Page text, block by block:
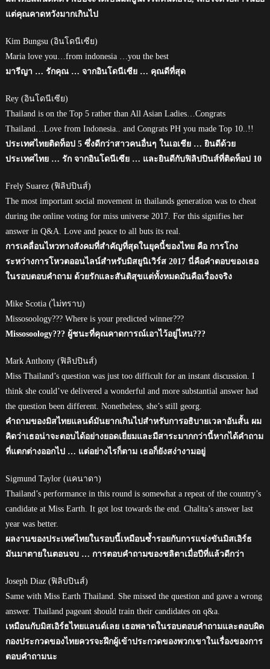
แต่คุณคาดหวังมากเกินไป
Kim Bungsu (อินโดนีเซีย)
Maria love you…from indonesia …you the best
มารีญา … รักคุณ … จากอินโดนีเซีย … คุณดีที่สุด
Rey (อินโดนีเซีย)
Thailand is on the Top 5 rather than All Asian Ladies…Congrats
Thailand…Love from Indonesia.. and Congrats PH you made Top 10..!!
ประเทศไทยติดท็อป 5 ซึ่งดีกว่าสาวคนอื่นๆ ในเอเชีย … ยินดีด้วย
ประเทศไทย … รัก จากอินโดนีเซีย … และยินดีกับฟิลิปปินส์ที่ติดท็อป 10
Frely Suarez (ฟิลิปปินส์)
The most important social movement in thailands generation was to cheat
during the online voting for miss universe 2017. For this signifies her
answer in Q&A. Love and peace to all buts its real.
การเคลื่อนไหวทางสังคมที่สำคัญที่สุดในยุคนี้ของไทย คือ การโกง
ระหว่างการโหวตออนไลน์สำหรับมิสยูนิเวิร์ส 2017 นี่คือคำตอบของเธอ
ในรอบตอบคำถาม ด้วยรักและสันติสุขแต่ทั้งหมดมันคือเรื่องจริง
Mike Scotia (ไม่ทราบ)
Missosoology??? Where is your predicted winner???
Missosoology??? ผู้ชนะที่คุณคาดการณ์เอาไว้อยู่ไหน???
Mark Anthony (ฟิลิปปินส์)
Miss Thailand’s question was just too difficult for an instant discussion. I
think she could’ve delivered a wonderful and more substantial answer had
the question been different. Nonetheless, she’s still georg.
คำถามของมิสไทยแลนด์มันยากเกินไปสำหรับการอธิบายเวลาอันสั้น ผม
คิดว่าเธอน่าจะตอบได้อย่างยอดเยี่ยมและมีสาระมากกว่านี้หากได้คำถาม
ที่แตกต่างออกไป … แต่อย่างไรก็ตาม เธอก็ยังสง่างามอยู่
Sigmund Taylor (แคนาดา)
Thailand’s performance in this round is somewhat a repeat of the country’s
candidate at Miss Earth. It got lost towards the end. Chalita’s answer last
year was better.
ผลงานของประเทศไทยในรอบนี้เหมือนซ้ำรอยกับการแข่งขันมิสเอิร์ธ
มันมาตายในตอนจบ … การตอบคำถามของชลิตาเมื่อปีที่แล้วดีกว่า
Joseph Diaz (ฟิลิปปินส์)
Same with Miss Earth Thailand. She missed the question and gave a wrong
answer. Thailand pageant should train their candidates on q&a.
เหมือนกับมิสเอิร์ธไทยแลนด์เลย เธอพลาดในรอบตอบคำถามและตอบผิด
กองประกวดของไทยควรจะฝึกผู้เข้าประกวดของพวกเขาในเรื่องของการ
ตอบคำถามนะ